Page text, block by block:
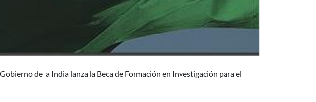
de la India lanza la Beca de Formación en Investigación para el